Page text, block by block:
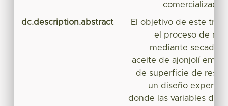
comercializado
dc.description.abstract
El objetivo de este
el proceso de
mediante secado
aceite de ajonjolí
de superficie de
un diseño
donde las variables de